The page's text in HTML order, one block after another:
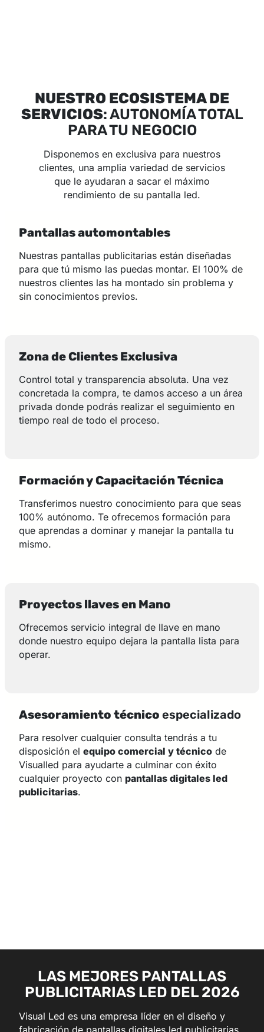
NUESTRO ECOSISTEMA DE
SERVICIOS: AUTONOMÍA TOTAL
PARA TU NEGOCIO
Disponemos en exclusiva para nuestros
clientes, una amplia variedad de servicios
que le ayudaran a sacar el máximo
rendimiento de su pantalla led.
Pantallas automontables
Nuestras pantallas publicitarias están diseñadas
para que tú mismo las puedas montar. El 100% de
nuestros clientes las ha montado sin problema y
sin conocimientos previos.
Zona de Clientes Exclusiva
Control total y transparencia absoluta. Una vez
concretada la compra, te damos acceso a un área
privada donde podrás realizar el seguimiento en
tiempo real de todo el proceso.
Formación y Capacitación Técnica
Transferimos nuestro conocimiento para que seas
100% autónomo. Te ofrecemos formación para
que aprendas a dominar y manejar la pantalla tu
mismo.
Proyectos llaves en Mano
Ofrecemos servicio integral de llave en mano
donde nuestro equipo dejara la pantalla lista para
operar.
Asesoramiento técnico especializado
Para resolver cualquier consulta tendrás a tu
disposición el equipo comercial y técnico de
Visualled para ayudarte a culminar con éxito
cualquier proyecto con pantallas digitales led
publicitarias.
LAS MEJORES PANTALLAS
PUBLICITARIAS LED DEL 2026
Visual Led es una empresa líder en el diseño y